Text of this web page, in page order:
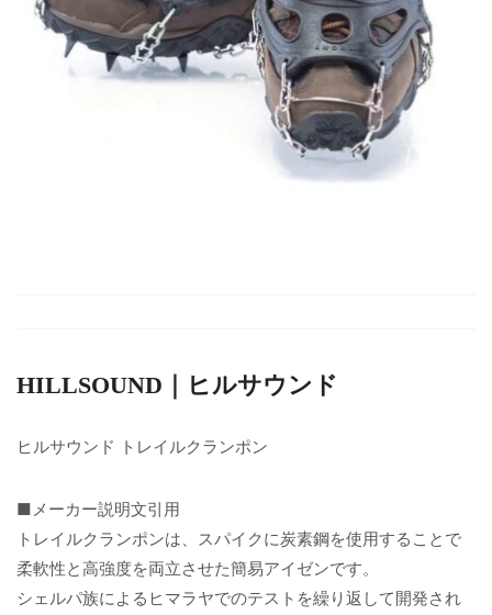
HILLSOUND｜ヒルサウンド
ヒルサウンド トレイルクランポン
■メーカー説明文引用
トレイルクランポンは、スパイクに炭素鋼を使用することで
柔軟性と高強度を両立させた簡易アイゼンです。
シェルパ族によるヒマラヤでのテストを繰り返して開発され